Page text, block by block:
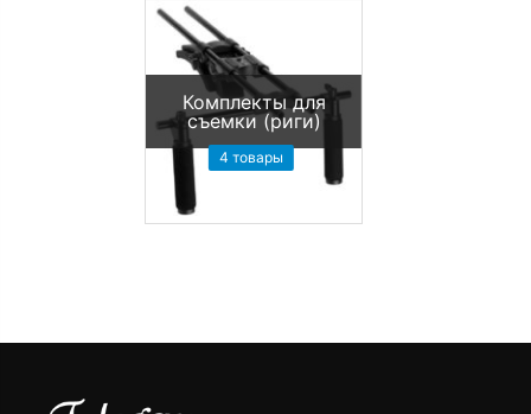
Комплекты для
съемки (риги)
4 товары